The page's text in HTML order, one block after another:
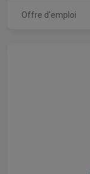
Offre d'emploi